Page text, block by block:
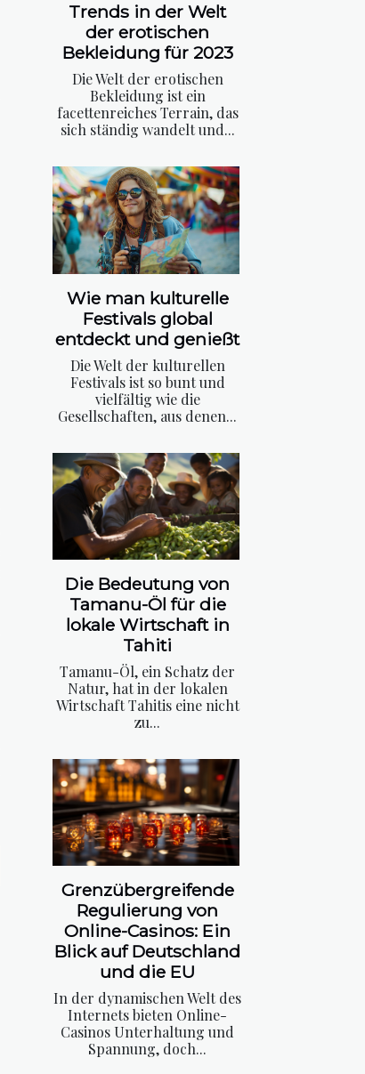
Trends in der Welt
der erotischen
Bekleidung für 2023
Die Welt der erotischen
Bekleidung ist ein
facettenreiches Terrain, das
sich ständig wandelt und...
Wie man kulturelle
Festivals global
entdeckt und genießt
Die Welt der kulturellen
Festivals ist so bunt und
vielfältig wie die
Gesellschaften, aus denen...
Die Bedeutung von
Tamanu-Öl für die
lokale Wirtschaft in
Tahiti
Tamanu-Öl, ein Schatz der
Natur, hat in der lokalen
Wirtschaft Tahitis eine nicht
zu...
Grenzübergreifende
Regulierung von
Online-Casinos: Ein
Blick auf Deutschland
und die EU
In der dynamischen Welt des
Internets bieten Online-
Casinos Unterhaltung und
Spannung, doch...